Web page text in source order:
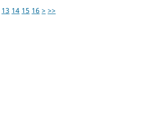
13 14 15 16 > >>